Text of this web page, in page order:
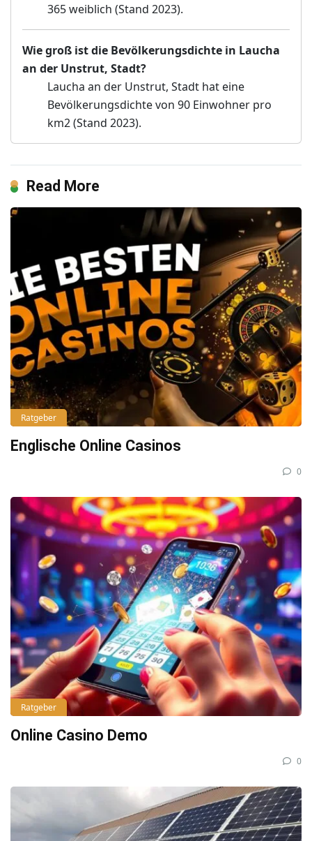
365 weiblich (Stand 2023).
Wie groß ist die Bevölkerungsdichte in Laucha
an der Unstrut, Stadt?
Laucha an der Unstrut, Stadt hat eine
Bevölkerungsdichte von 90 Einwohner pro
km2 (Stand 2023).
Read More
Ratgeber
Englische Online Casinos
0
Ratgeber
Online Casino Demo
0